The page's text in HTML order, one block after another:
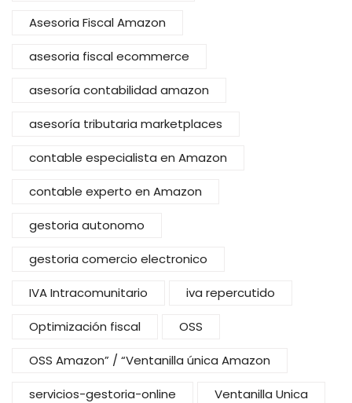
Asesoria Fiscal Amazon
asesoria fiscal ecommerce
asesoría contabilidad amazon
asesoría tributaria marketplaces
contable especialista en Amazon
contable experto en Amazon
gestoria autonomo
gestoria comercio electronico
IVA Intracomunitario iva repercutido
Optimización fiscal OSS
OSS Amazon” / “Ventanilla única Amazon
servicios-gestoria-online Ventanilla Unica